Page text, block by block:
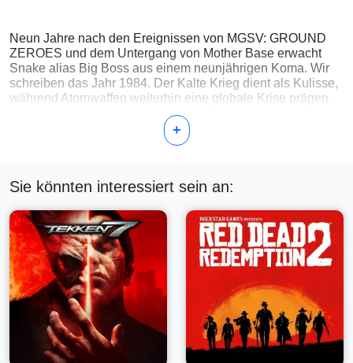
Neun Jahre nach den Ereignissen von MGSV: GROUND
ZEROES und dem Untergang von Mother Base erwacht
Snake alias Big Boss aus einem neunjährigen Koma. Wir
schreiben das Jahr 1984. Der Kalte Krieg dient als Kulisse,
während Atomwaffen weiterhin eine globale Krise prägen.
Von Rache getrieben, stellt Snake eine neue Privatarmee
auf und kehrt auf das Schlachtfeld zurück, um die
Schattengruppe XOF zu verfolgen.
+
Sie könnten interessiert sein an: